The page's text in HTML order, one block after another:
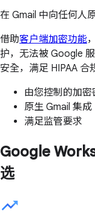
在 Gmail 中向任何人
借助客户端加密功能
护，无法被 Google
安全，满足 HIPAA 合
由您控制的加密
原生 Gmail 集成
满足监管要求
Google
选